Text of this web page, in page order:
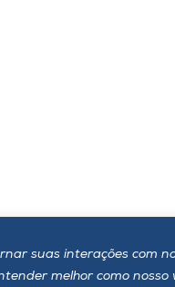
suas interações com
melhor como nosso